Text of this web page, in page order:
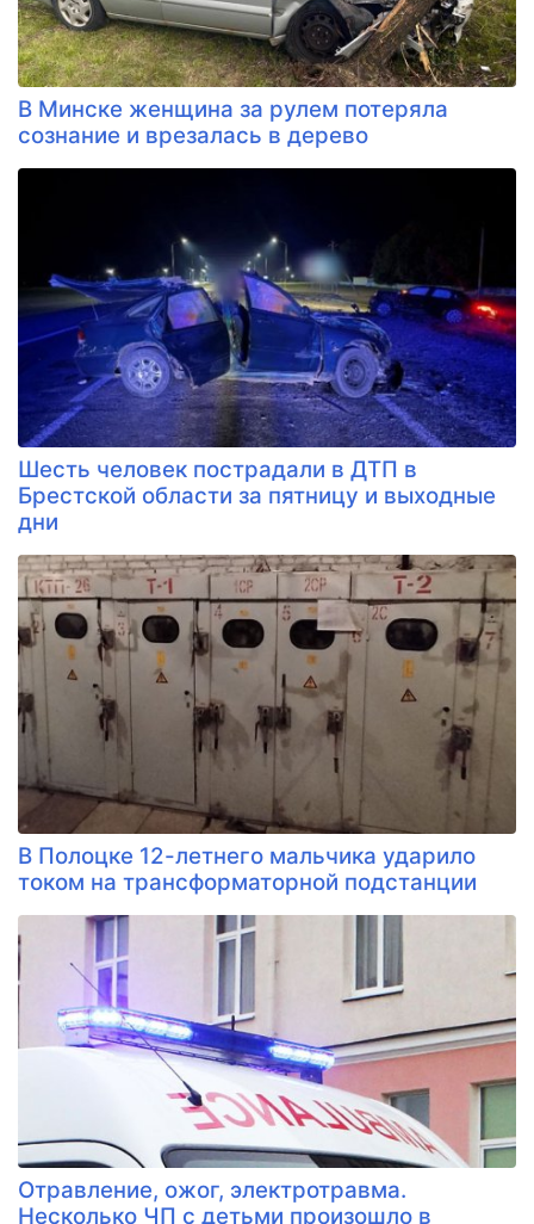
В Минске женщина за рулем потеряла
сознание и врезалась в дерево
Шесть человек пострадали в ДТП в
Брестской области за пятницу и выходные
дни
В Полоцке 12-летнего мальчика ударило
током на трансформаторной подстанции
Отравление, ожог, электротравма.
Несколько ЧП с детьми произошло в